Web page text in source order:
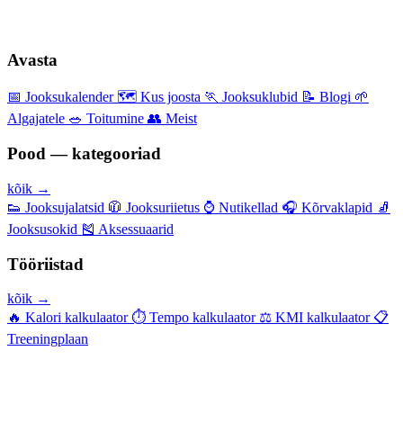
Avasta
📅 Jooksukalender 🗺️ Kus joosta 🏃 Jooksuklubid 📝 Blogi 🌱
Algajatele 🥗 Toitumine 👥 Meist
Pood — kategooriad
kõik →
👟 Jooksujalatsid 🧥 Jooksuriietus ⌚ Nutikellad 🎧 Kõrvaklapid 🧦
Jooksusokid 🎽 Aksessuaarid
Tööriistad
kõik →
🔥 Kalori kalkulaator ⏱️ Tempo kalkulaator ⚖️ KMI kalkulaator 📋
Treeningplaan